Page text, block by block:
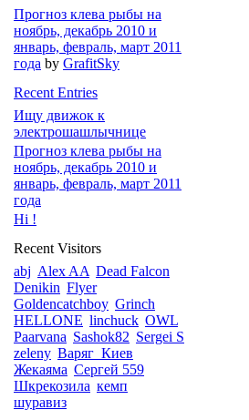
Прогноз клева рыбы на
ноябрь, декабрь 2010 и
январь, февраль, март 2011
года by GrafitSky
Recent Entries
Ищу движок к
электрошашлычнице
Прогноз клева рыбы на
ноябрь, декабрь 2010 и
январь, февраль, март 2011
года
Hi !
Recent Visitors
abj Alex AA Dead Falcon
Denikin Flyer
Goldencatchboy Grinch
HELLONE linchuck OWL
Paarvana Sashok82 Sergei S
zeleny Варяг_Киев
Жекаяма Сергей 559
Шкрекозила кемп
шуравиз